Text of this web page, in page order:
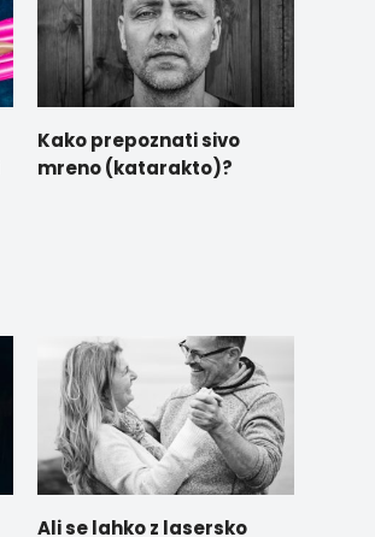
Kako prepoznati sivo
mreno (katarakto)?
Ali se lahko z lasersko